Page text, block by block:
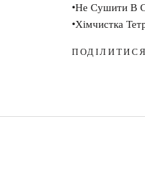
•Не Сушити В
•Хімчистка
ПОДІЛИТИСЯ